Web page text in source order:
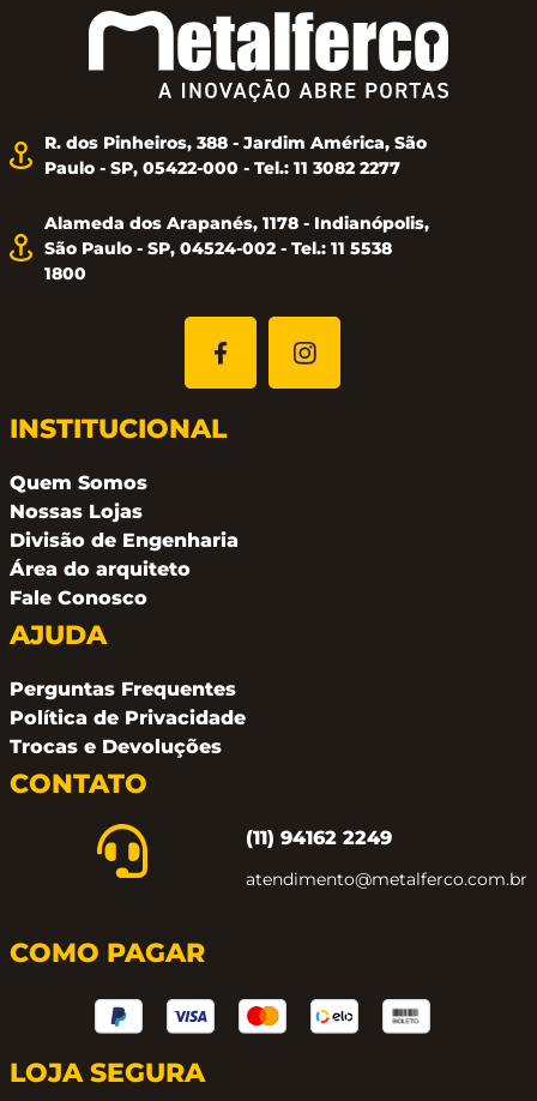
R. dos Pinheiros, 388 - Jardim América, São
Paulo - SP, 05422-000 - Tel.: 11 3082 2277
Alameda dos Arapanés, 1178 - Indianópolis,
São Paulo - SP, 04524-002 - Tel.: 11 5538
1800
INSTITUCIONAL
Quem Somos
Nossas Lojas
Divisão de Engenharia
Área do arquiteto
Fale Conosco
AJUDA
Perguntas Frequentes
Política de Privacidade
Trocas e Devoluções
CONTATO
(11) 94162 2249
atendimento@metalferco.com.br
COMO PAGAR
LOJA SEGURA